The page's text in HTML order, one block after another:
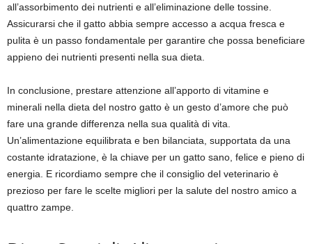
all’assorbimento dei nutrienti e all’eliminazione delle tossine.
Assicurarsi che il gatto abbia sempre accesso a acqua fresca e
pulita è un passo fondamentale per garantire che possa beneficiare
appieno dei nutrienti presenti nella sua dieta.
In conclusione, prestare attenzione all’apporto di vitamine e
minerali nella dieta del nostro gatto è un gesto d’amore che può
fare una grande differenza nella sua qualità di vita.
Un’alimentazione equilibrata e ben bilanciata, supportata da una
costante idratazione, è la chiave per un gatto sano, felice e pieno di
energia. E ricordiamo sempre che il consiglio del veterinario è
prezioso per fare le scelte migliori per la salute del nostro amico a
quattro zampe.